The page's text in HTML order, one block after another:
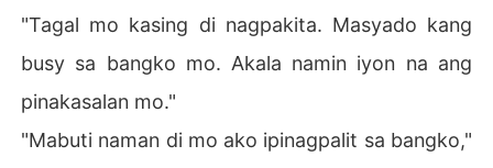
"Tagal mo kasing di nagpakita. Masyado kang
busy sa bangko mo. Akala namin iyon na ang
pinakasalan mo."
"Mabuti naman di mo ako ipinagpalit sa bangko,"